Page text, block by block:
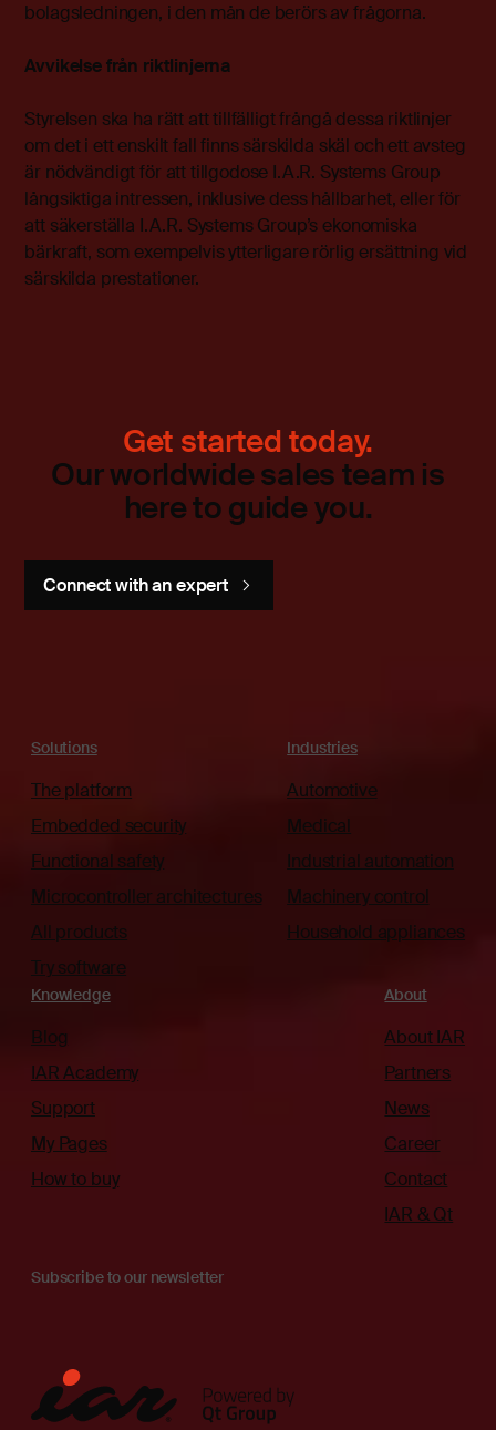
bolagsledningen, i den mån de berörs av frågorna.
Avvikelse från riktlinjerna
Styrelsen ska ha rätt att tillfälligt frångå dessa riktlinjer
om det i ett enskilt fall finns särskilda skäl och ett avsteg
är nödvändigt för att tillgodose I.A.R. Systems Group
långsiktiga intressen, inklusive dess hållbarhet, eller för
att säkerställa I.A.R. Systems Group’s ekonomiska
bärkraft, som exempelvis ytterligare rörlig ersättning vid
särskilda prestationer.
Get started today.
Our worldwide sales team is
here to guide you.
Connect with an expert
Solutions
The platform
Embedded security
Functional safety
Microcontroller architectures
All products
Try software
Industries
Automotive
Medical
Industrial automation
Machinery control
Household appliances
Knowledge
Blog
IAR Academy
Support
My Pages
How to buy
About
About IAR
Partners
News
Career
Contact
IAR & Qt
Subscribe to our newsletter